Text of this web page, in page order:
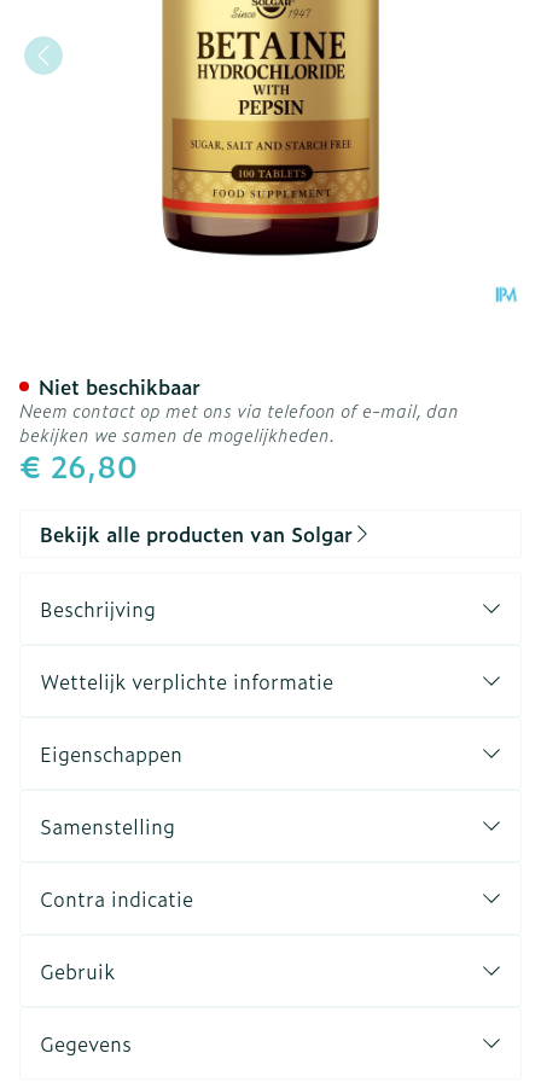
€ 26,80
Niet beschikbaar
Neem contact op met ons via telefoon of e-mail, dan
bekijken we samen de mogelijkheden.
Bekijk alle producten van Solgar
Beschrijving
Wettelijk verplichte informatie
Eigenschappen
Samenstelling
Contra indicatie
Gebruik
Gegevens